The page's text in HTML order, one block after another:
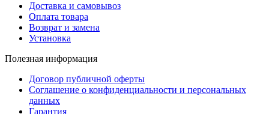
Доставка и самовывоз
Оплата товара
Возврат и замена
Установка
Полезная информация
Договор публичной оферты
Соглашение о конфиденциальности и персональных
данных
Гарантия